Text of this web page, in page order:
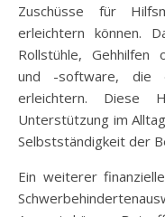
Zuschüsse für
erleichtern können.
Rollstühle, Gehhilfen
und -software, die
erleichtern. Diese
Unterstützung im
Selbstständigkeit der
Ein weiterer